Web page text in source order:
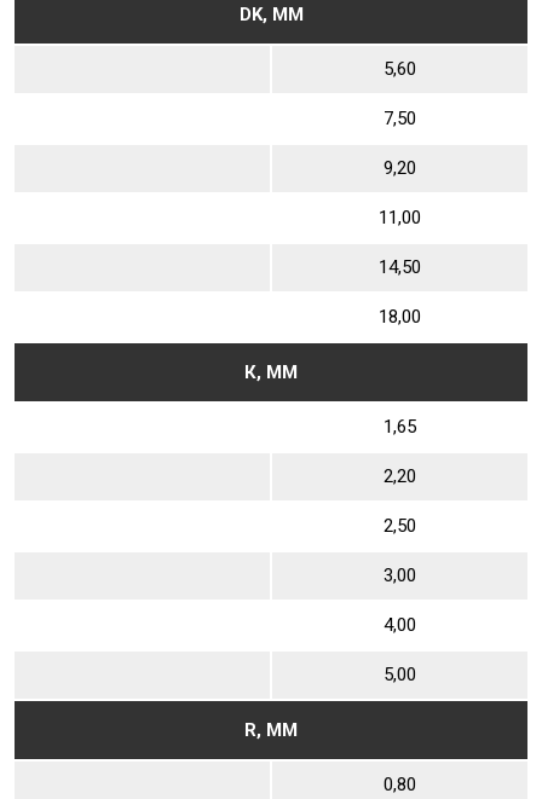
DK, ММ
5,60
7,50
9,20
11,00
14,50
18,00
К, ММ
1,65
2,20
2,50
3,00
4,00
5,00
R, ММ
0,80